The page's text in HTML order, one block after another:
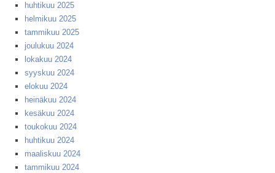
huhtikuu 2025
helmikuu 2025
tammikuu 2025
joulukuu 2024
lokakuu 2024
syyskuu 2024
elokuu 2024
heinäkuu 2024
kesäkuu 2024
toukokuu 2024
huhtikuu 2024
maaliskuu 2024
tammikuu 2024